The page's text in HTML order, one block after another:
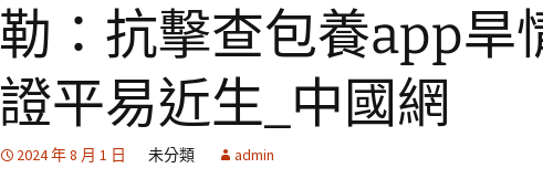
勒：抗擊查包養app旱
證平易近生_中國網
2024 年 8 月 1 日 未分類 admin